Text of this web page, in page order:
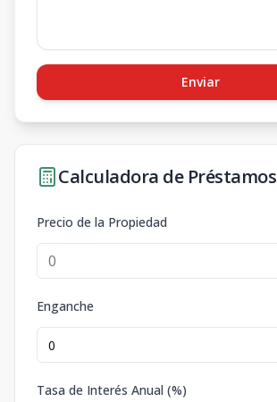
Enviar
Calculadora de Préstamos
Precio de la Propiedad
Enganche
Tasa de Interés Anual (%)